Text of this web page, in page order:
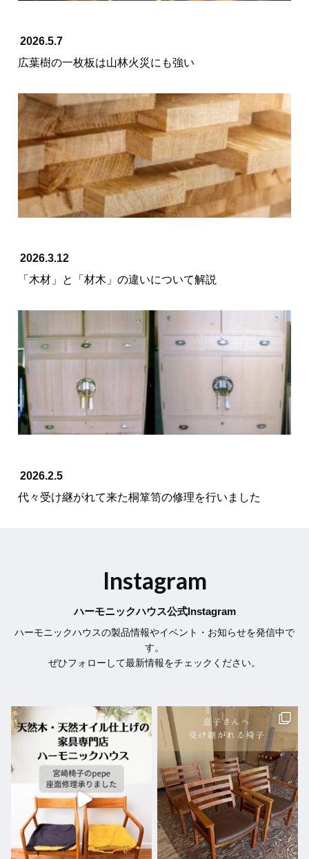
2026.5.7
広葉樹の一枚板は山林火災にも強い
2026.3.12
「木材」と「材木」の違いについて解説
2026.2.5
代々受け継がれて来た桐箪笥の修理を行いました
Instagram
ハーモニックハウス公式Instagram
ハーモニックハウスの製品情報やイベント・お知らせを発信中で
す。
ぜひフォローして最新情報をチェックください。